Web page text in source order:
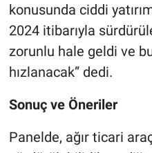
konusunda ciddi
2024 itibarıyla
zorunlu hale geldi ve
hızlanacak” dedi.
Sonuç ve Öneriler
Panelde, ağır ticari